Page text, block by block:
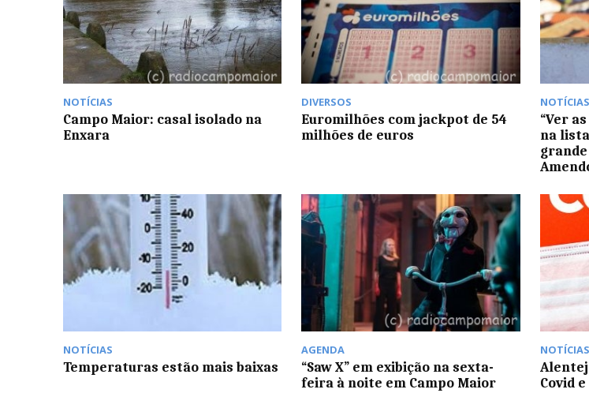
NOTÍCIAS
Campo Maior: casal isolado na
Enxara
DIVERSOS
Euromilhões com jackpot de 54
milhões de euros
NOTÍCIAS
“Ver
na lista
grande
NOTÍCIAS
Temperaturas estão mais baixas
AGENDA
“Saw X” em exibição na sexta-
feira à noite em Campo Maior
NOTÍCIAS
Covid